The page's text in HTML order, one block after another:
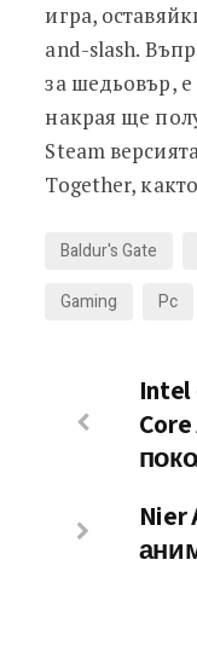
игра,
and-slash.
за шедьовър,
накрая ще
Steam
Together,
Baldur's Gate
Gaming
Pc
Nier